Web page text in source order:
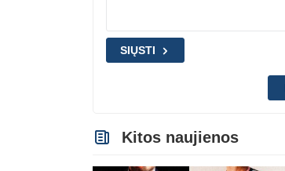
SIŲSTI
Kitos naujienos